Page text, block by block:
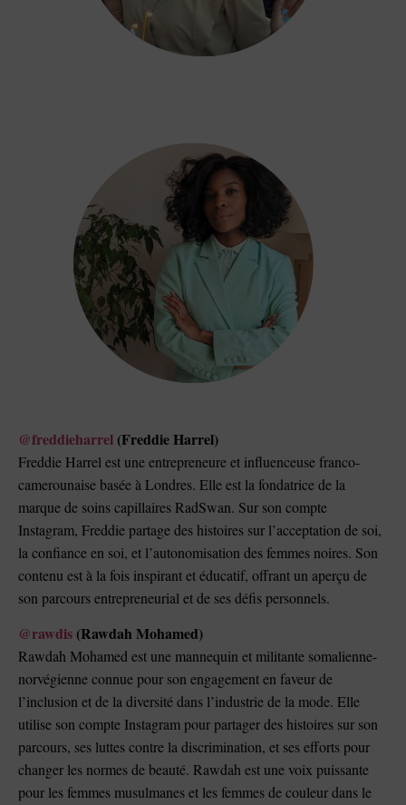
@freddieharrel (Freddie Harrel)
Freddie Harrel est une entrepreneure et influenceuse franco-
camerounaise basée à Londres. Elle est la fondatrice de la
marque de soins capillaires RadSwan. Sur son compte
Instagram, Freddie partage des histoires sur l’acceptation de soi,
la confiance en soi, et l’autonomisation des femmes noires. Son
contenu est à la fois inspirant et éducatif, offrant un aperçu de
son parcours entrepreneurial et de ses défis personnels.
@rawdis (Rawdah Mohamed)
Rawdah Mohamed est une mannequin et militante somalienne-
norvégienne connue pour son engagement en faveur de
l’inclusion et de la diversité dans l’industrie de la mode. Elle
utilise son compte Instagram pour partager des histoires sur son
parcours, ses luttes contre la discrimination, et ses efforts pour
changer les normes de beauté. Rawdah est une voix puissante
pour les femmes musulmanes et les femmes de couleur dans le